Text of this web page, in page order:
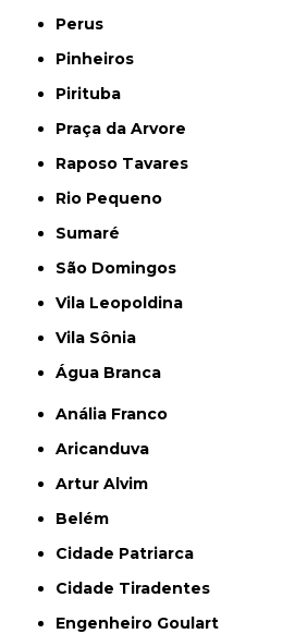
Perus
Pinheiros
Pirituba
Praça da Arvore
Raposo Tavares
Rio Pequeno
Sumaré
São Domingos
Vila Leopoldina
Vila Sônia
Água Branca
Anália Franco
Aricanduva
Artur Alvim
Belém
Cidade Patriarca
Cidade Tiradentes
Engenheiro Goulart